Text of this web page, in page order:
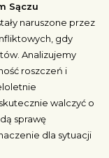
Sączu
naruszone przez
gdy
Analizujemy
roszczeń i
walczyć o
sprawę
dla sytuacji